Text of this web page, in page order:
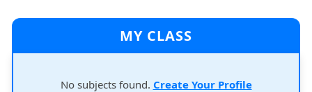
MY CLASS
No subjects found. Create Your Profile